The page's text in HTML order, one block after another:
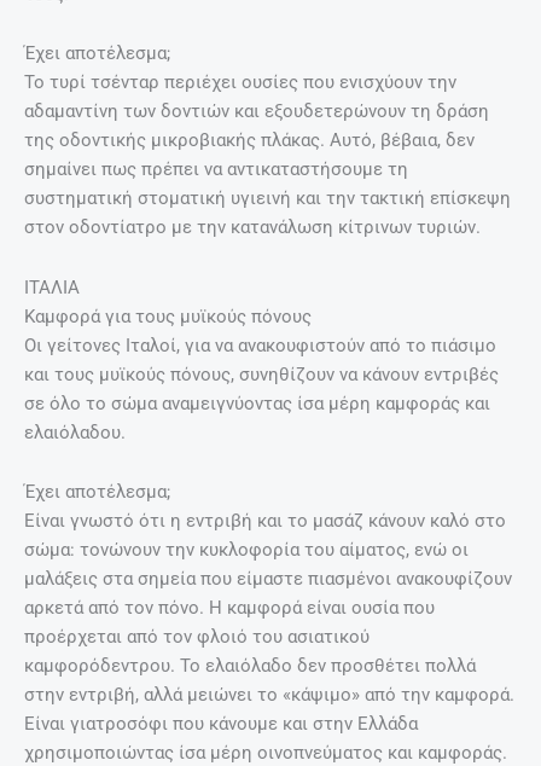
Έχει αποτέλεσμα;
Το τυρί τσένταρ περιέχει ουσίες που ενισχύουν την
αδαμαντίνη των δοντιών και εξουδετερώνουν τη δράση
της οδοντικής μικροβιακής πλάκας. Αυτό, βέβαια, δεν
σημαίνει πως πρέπει να αντικαταστήσουμε τη
συστηματική στοματική υγιεινή και την τακτική επίσκεψη
στον οδοντίατρο με την κατανάλωση κίτρινων τυριών.
ΙΤΑΛΙΑ
Καμφορά για τους μυϊκούς πόνους
Οι γείτονες Ιταλοί, για να ανακουφιστούν από το πιάσιμο
και τους μυϊκούς πόνους, συνηθίζουν να κάνουν εντριβές
σε όλο το σώμα αναμειγνύοντας ίσα μέρη καμφοράς και
ελαιόλαδου.
Έχει αποτέλεσμα;
Είναι γνωστό ότι η εντριβή και το μασάζ κάνουν καλό στο
σώμα: τονώνουν την κυκλοφορία του αίματος, ενώ οι
μαλάξεις στα σημεία που είμαστε πιασμένοι ανακουφίζουν
αρκετά από τον πόνο. Η καμφορά είναι ουσία που
προέρχεται από τον φλοιό του ασιατικού
καμφορόδεντρου. Το ελαιόλαδο δεν προσθέτει πολλά
στην εντριβή, αλλά μειώνει το «κάψιμο» από την καμφορά.
Είναι γιατροσόφι που κάνουμε και στην Ελλάδα
χρησιμοποιώντας ίσα μέρη οινοπνεύματος και καμφοράς.